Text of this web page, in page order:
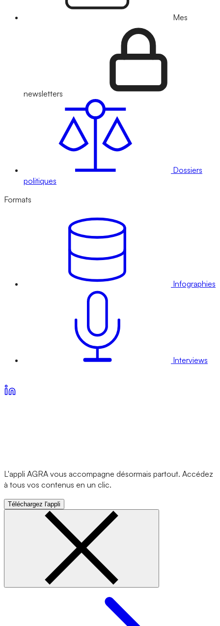
Mes
newsletters
Dossiers
politiques
Formats
Infographies
Interviews
L'appli AGRA vous accompagne désormais partout. Accédez
à tous vos contenus en un clic.
Téléchargez l'appli